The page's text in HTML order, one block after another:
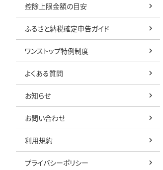
控除上限金額の目安
ふるさと納税確定申告ガイド
ワンストップ特例制度
よくある質問
お知らせ
お問い合わせ
利用規約
プライバシーポリシー